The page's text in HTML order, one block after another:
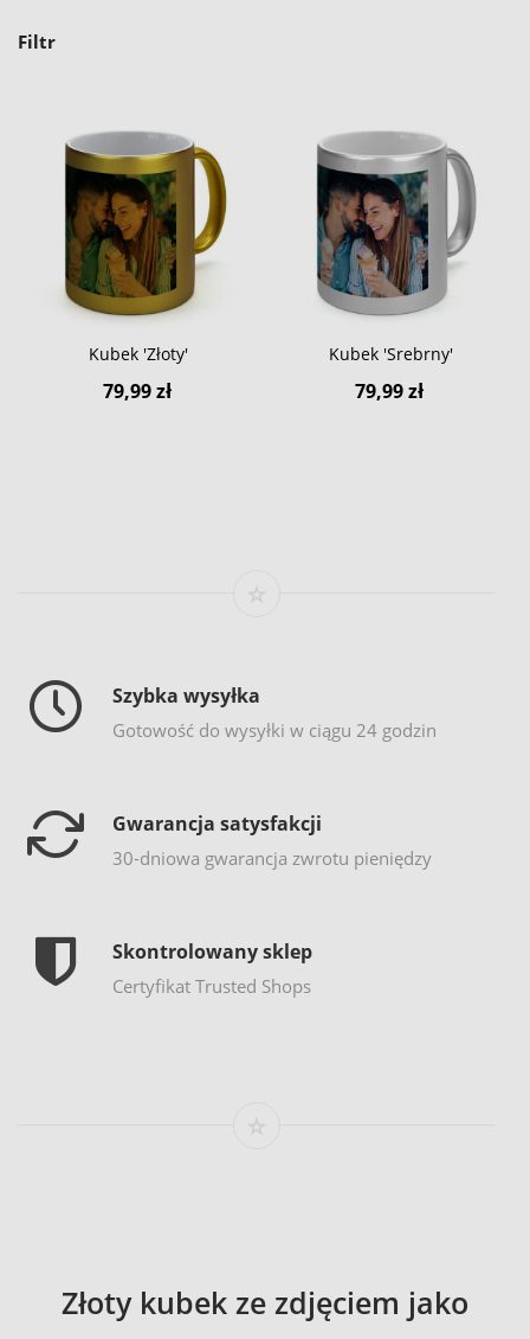
Filtr
Kubek 'Złoty'
79,99 zł
Kubek 'Srebrny'
79,99 zł
Szybka wysyłka
Gotowość do wysyłki w ciągu 24 godzin
Gwarancja satysfakcji
30-dniowa gwarancja zwrotu pieniędzy
Skontrolowany sklep
Certyfikat Trusted Shops
Złoty kubek ze zdjęciem jako